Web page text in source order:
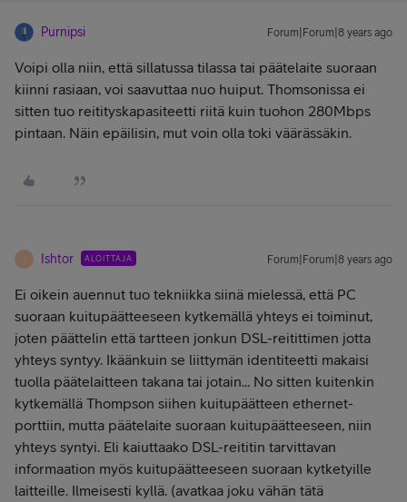
Purnipsi Forum|Forum|8 years ago
Voipi olla niin, että sillatussa tilassa tai päätelaite suoraan
kiinni rasiaan, voi saavuttaa nuo huiput. Thomsonissa ei
sitten tuo reitityskapasiteetti riitä kuin tuohon 280Mbps
pintaan. Näin epäilisin, mut voin olla toki väärässäkin.
Ishtor ALOITTAJA Forum|Forum|8 years ago
Ei oikein auennut tuo tekniikka siinä mielessä, että PC
suoraan kuitupäätteeseen kytkemällä yhteys ei toiminut,
joten päättelin että tartteen jonkun DSL-reitittimen jotta
yhteys syntyy. Ikäänkuin se liittymän identiteetti makaisi
tuolla päätelaitteen takana tai jotain... No sitten kuitenkin
kytkemällä Thompson siihen kuitupäätteen ethernet-
porttiin, mutta päätelaite suoraan kuitupäätteeseen, niin
yhteys syntyi. Eli kaiuttaako DSL-reititin tarvittavan
informaation myös kuitupäätteeseen suoraan kytketyille
laitteille. Ilmeisesti kyllä. (avatkaa joku vähän tätä